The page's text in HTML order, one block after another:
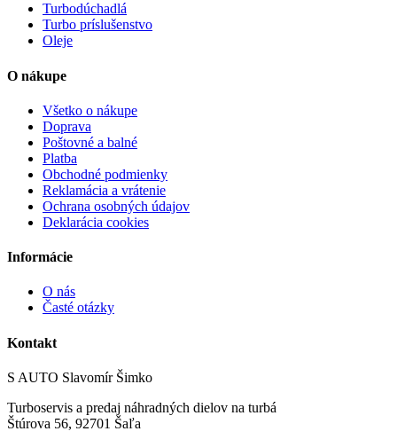
Turbodúchadlá
Turbo príslušenstvo
Oleje
O nákupe
Všetko o nákupe
Doprava
Poštovné a balné
Platba
Obchodné podmienky
Reklamácia a vrátenie
Ochrana osobných údajov
Deklarácia cookies
Informácie
O nás
Časté otázky
Kontakt
S AUTO Slavomír Šimko
Turboservis a predaj náhradných dielov na turbá
Štúrova 56, 92701 Šaľa